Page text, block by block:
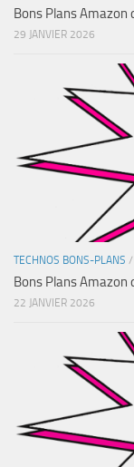
Bons Plans Amazon
29 JANVIER 2026
TECHNOS BONS-PLANS /
Bons Plans Amazon
22 JANVIER 2026